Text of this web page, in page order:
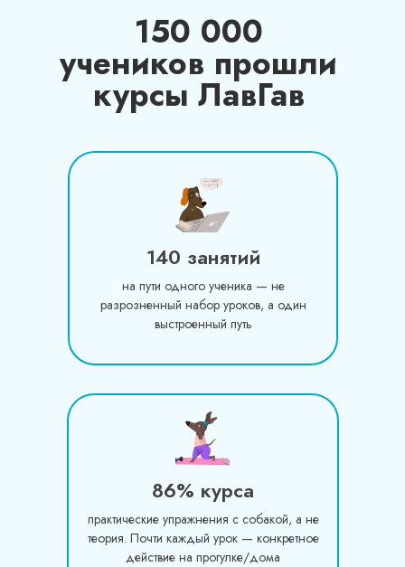
150 000
учеников прошли
курсы ЛавГав
на пути одного ученика — не
разрозненный набор уроков, а один
выстроенный путь
практические упражнения с собакой, а не
теория. Почти каждый урок — конкретное
действие на прогулке/дома
140 занятий
86% курса